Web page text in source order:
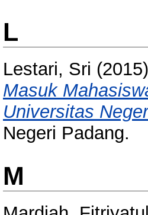
L
Lestari, Sri (2015)
Masuk
Universitas
Negeri Padang.
M